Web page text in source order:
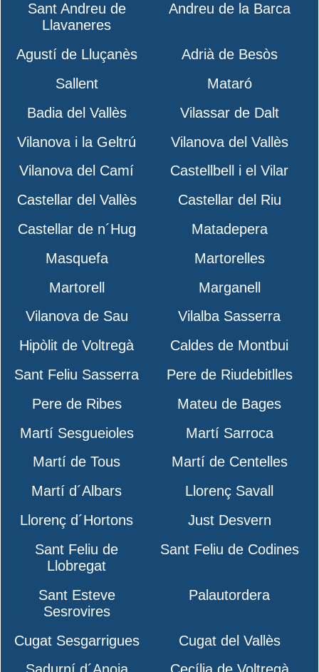
Sant Andreu de
Llavaneres
Andreu de la Barca
Agustí de Lluçanès
Adrià de Besòs
Sallent
Mataró
Badia del Vallès
Vilassar de Dalt
Vilanova i la Geltrú
Vilanova del Vallès
Vilanova del Camí
Castellbell i el Vilar
Castellar del Vallès
Castellar del Riu
Castellar de n´Hug
Matadepera
Masquefa
Martorelles
Martorell
Marganell
Vilanova de Sau
Vilalba Sasserra
Hipòlit de Voltregà
Caldes de Montbui
Sant Feliu Sasserra
Pere de Riudebitlles
Pere de Ribes
Mateu de Bages
Martí Sesgueioles
Martí Sarroca
Martí de Tous
Martí de Centelles
Martí d´Albars
Llorenç Savall
Llorenç d´Hortons
Just Desvern
Sant Feliu de
Llobregat
Sant Feliu de Codines
Sant Esteve
Sesrovires
Palautordera
Cugat Sesgarrigues
Cugat del Vallès